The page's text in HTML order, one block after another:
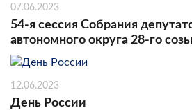
07.06.2023
54-я сессия Собрания
автономного округа 28-го
12.06.2023
День России